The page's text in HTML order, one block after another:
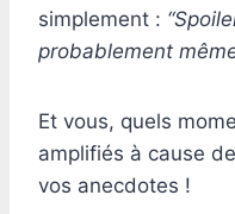
simplement :
probablement
Et vous, quels
amplifiés à cause
vos anecdotes !